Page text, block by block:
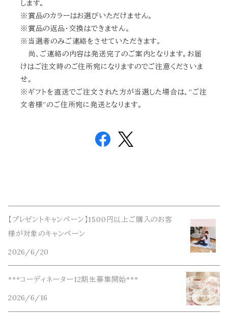
します。
※賞品のカラーはお選びいただけません。
※賞品の返品・交換はできません。
※当選者のみご連絡をさせていただきます。
尚、ご連絡の内容は発送完了のご案内となります。お届
けはご注文時のご住所宛になりますのでご注意くださいま
せ。
※ギフトを直送でご注文された方が当選した場合は、“ご注
文者様”のご住所宛に発送となります。
【プレゼントキャンペーン】1500円以上ご購入のお客
様が対象のキャンペーン
2026/6/20
***コーディネーター12期生募集開始***
2026/6/16